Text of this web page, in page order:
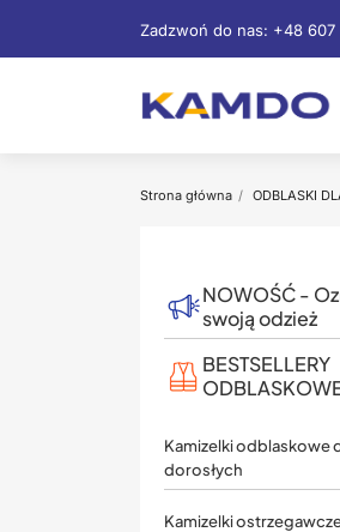
Zadzwoń do nas: +48 607
Strona główna ODBLASKI
NOWOŚĆ -
swoją odzież
BESTSELLERY
Kamizelki odblaskowe
dorosłych
Kamizelki